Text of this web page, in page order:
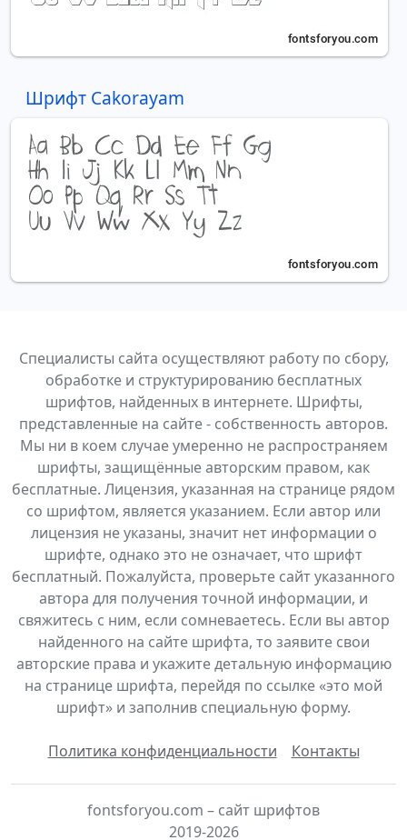
Шрифт Cakorayam
Специалисты сайта осуществляют работу по сбору,
обработке и структурированию бесплатных
шрифтов, найденных в интернете. Шрифты,
представленные на сайте - собственность авторов.
Мы ни в коем случае умеренно не распространяем
шрифты, защищённые авторским правом, как
бесплатные. Лицензия, указанная на странице рядом
со шрифтом, является указанием. Если автор или
лицензия не указаны, значит нет информации о
шрифте, однако это не означает, что шрифт
бесплатный. Пожалуйста, проверьте сайт указанного
автора для получения точной информации, и
свяжитесь с ним, если сомневаетесь. Если вы автор
найденного на сайте шрифта, то заявите свои
авторские права и укажите детальную информацию
на странице шрифта, перейдя по ссылке «это мой
шрифт» и заполнив специальную форму.
Политика конфиденциальности Контакты
fontsforyou.com – сайт шрифтов
2019-2026